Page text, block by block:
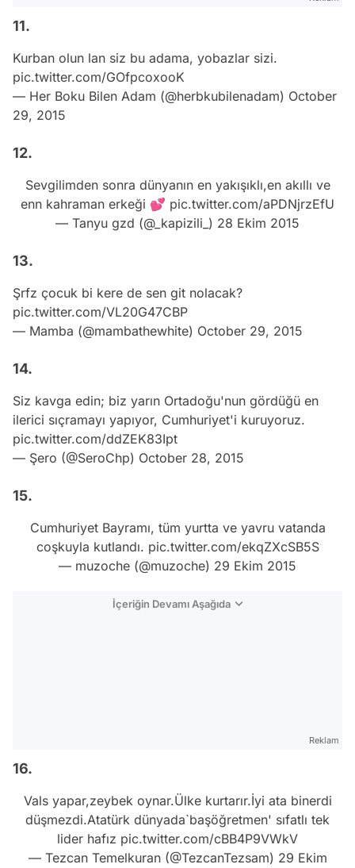
11.
Kurban olun lan siz bu adama, yobazlar sizi.
pic.twitter.com/GOfpcoxooK
— Her Boku Bilen Adam (@herbkubilenadam) October
29, 2015
12.
Sevgilimden sonra dünyanın en yakışıklı,en akıllı ve
enn kahraman erkeği 💕 pic.twitter.com/aPDNjrzEfU
— Tanyu gzd (@_kapizili_) 28 Ekim 2015
13.
Şrfz çocuk bi kere de sen git nolacak?
pic.twitter.com/VL20G47CBP
— Mamba (@mambathewhite) October 29, 2015
14.
Siz kavga edin; biz yarın Ortadoğu'nun gördüğü en
ilerici sıçramayı yapıyor, Cumhuriyet'i kuruyoruz.
pic.twitter.com/ddZEK83Ipt
— Şero (@SeroChp) October 28, 2015
15.
Cumhuriyet Bayramı, tüm yurtta ve yavru vatanda
coşkuyla kutlandı. pic.twitter.com/ekqZXcSB5S
— muzoche (@muzoche) 29 Ekim 2015
İçeriğin Devamı Aşağıda
Reklam
16.
Vals yapar,zeybek oynar.Ülke kurtarır.İyi ata binerdi
düşmezdi.Atatürk dünyada`başöğretmen' sıfatlı tek
lider hafız pic.twitter.com/cBB4P9VWkV
— Tezcan Temelkuran (@TezcanTezsam) 29 Ekim